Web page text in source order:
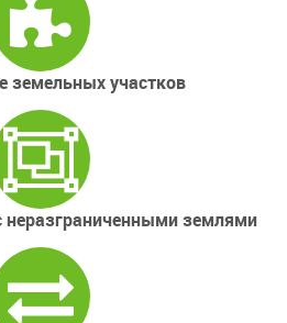
земельных участков
неразграниченными землями